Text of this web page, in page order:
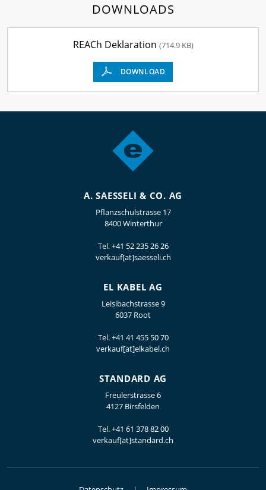
DOWNLOADS
REACh Deklaration (714.9 KB)
DOWNLOAD
A. SAESSELI & CO. AG
Pflanzschulstrasse 17
8400 Winterthur
Tel.+41 52 235 26 26
verkauf[at]saesseli.ch
EL KABEL AG
Leisibachstrasse 9
6037 Root
Tel.+41 41 455 50 70
verkauf[at]elkabel.ch
STANDARD AG
Freulerstrasse 6
4127 Birsfelden
Tel.+41 61 378 82 00
verkauf[at]standard.ch